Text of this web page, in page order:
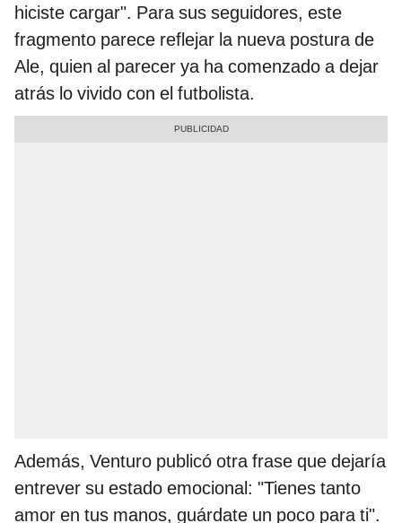
hiciste cargar". Para sus seguidores, este
fragmento parece reflejar la nueva postura de
Ale, quien al parecer ya ha comenzado a dejar
atrás lo vivido con el futbolista.
Además, Venturo publicó otra frase que dejaría
entrever su estado emocional: "Tienes tanto
amor en tus manos, guárdate un poco para ti".